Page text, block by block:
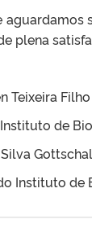
plena
Teixeira Filho
de
Instituto de